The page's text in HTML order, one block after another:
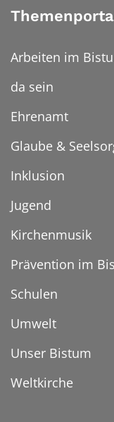
Arbeiten im
da sein
Ehrenamt
Glaube &
Inklusion
Jugend
Kirchenmusik
Prävention im
Schulen
Umwelt
Unser Bistum
Weltkirche